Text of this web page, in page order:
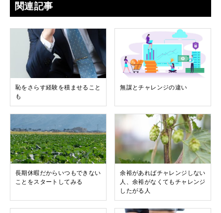
関連記事
恥をさらす経験を積ませること
も
無謀とチャレンジの違い
長期休暇だからいつもできない
ことをスタートしてみる
余裕があればチャレンジしない
人、余裕がなくてもチャレンジ
したがる人